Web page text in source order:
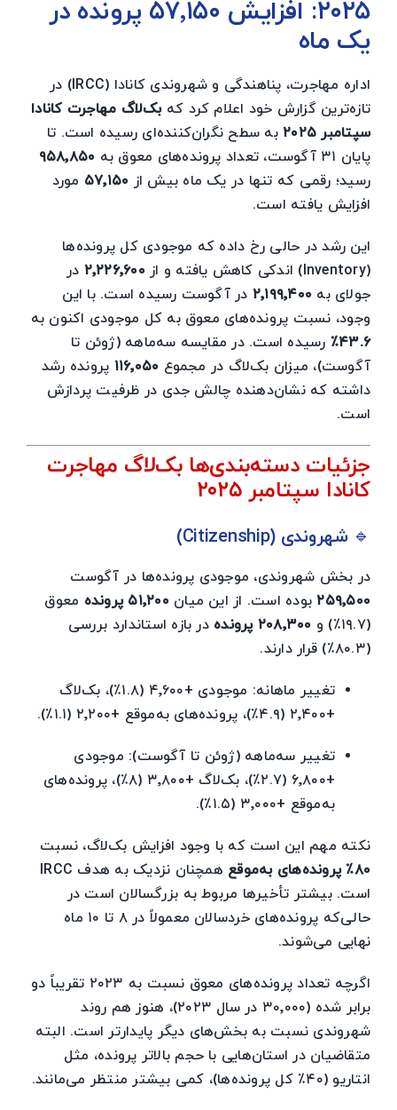
خدمات حقوقی
۲۰۲۵: افزایش ۵۷٬۱۵۰ پرونده در
یک ماه
اداره مهاجرت، پناهندگی و شهروندی کانادا (IRCC) در
تازه‌ترین گزارش خود اعلام کرد کهبک‌لاگ مهاجرت کانادا
سپتامبر ۲۰۲۵
به سطح نگران‌کننده‌ای رسیده است. تا
پایان ۳۱ آگوست، تعداد پرونده‌های معوق به
۹۵۸٬۸۵۰
رسید؛ رقمی که تنها در یک ماه بیش از ۵۷٬۱۵۰ مورد
افزایش یافته است.
این رشد در حالی رخ داده که موجودی کل پرونده‌ها
(Inventory) اندکی کاهش یافته و از
۲٬۲۲۶٬۶۰۰ در
جولای به ۲٬۱۹۹٬۴۰۰ در آگوست رسیده است. با این
وجود، نسبت پرونده‌های معوق به کل موجودی اکنون به
۴۳.۶٪
رسیده است. در مقایسه سه‌ماهه (ژوئن تا
آگوست)، میزان بک‌لاگ در مجموع ۱۱۶٬۰۵۰ پرونده رشد
داشته که نشان‌دهنده چالش جدی در ظرفیت پردازش
است.
جزئیات دسته‌بندی‌ها بک‌لاگ مهاجرت
کانادا سپتامبر ۲۰۲۵
🔹 شهروندی (Citizenship)
در بخش شهروندی، موجودی پرونده‌ها در آگوست
۲۵۹٬۵۰۰ بوده است. از این میان۵۱٬۲۰۰ پرونده
معوق
(۱۹.۷٪) و
۲۰۸٬۳۰۰ پرونده
در بازه استاندارد بررسی
(۸۰.۳٪) قرار دارند.
تغییر ماهانه: موجودی +۴٬۶۰۰ (۱.۸٪)، بک‌لاگ
+۲٬۴۰۰ (۴.۹٪)، پرونده‌های به‌موقع +۲٬۲۰۰ (۱.۱٪).
تغییر سه‌ماهه (ژوئن تا آگوست): موجودی
+۶٬۸۰۰ (۲.۷٪)، بک‌لاگ +۳٬۸۰۰ (۸٪)، پرونده‌های
به‌موقع +۳٬۰۰۰ (۱.۵٪).
نکته مهم این است که با وجود افزایش بک‌لاگ، نسبت
۸۰٪ پرونده‌های به‌موقع
همچنان نزدیک به هدف IRCC
است. بیشتر تأخیرها مربوط به بزرگسالان است در
حالی‌که پرونده‌های خردسالان معمولاً در ۸ تا ۱۰ ماه
نهایی می‌شوند.
اگرچه تعداد پرونده‌های معوق نسبت به ۲۰۲۳ تقریباً دو
برابر شده (۳۰٬۰۰۰ در سال ۲۰۲۳)، هنوز هم روند
شهروندی نسبت به بخش‌های دیگر پایدارتر است. البته
متقاضیان در استان‌هایی با حجم بالاتر پرونده، مثل
انتاریو (۴۰٪ کل پرونده‌ها)، کمی بیشتر منتظر می‌مانند.